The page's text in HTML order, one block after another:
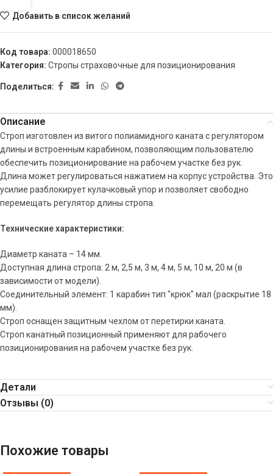
Добавить в список желаний
Код товара: 000018650
Категория: Стропы страховочные для позиционирования
Поделиться:
Описание
Строп изготовлен из витого полиамидного каната с регулятором
длины и встроенным карабином, позволяющим пользователю
обеспечить позиционирование на рабочем участке без рук.
Длина может регулироваться нажатием на корпус устройства. Это
усилие разблокирует кулачковый упор и позволяет свободно
перемещать регулятор длины стропа.
Технические характеристики:
Диаметр каната – 14 мм.
Доступная длина стропа: 2 м, 2,5 м, 3 м, 4 м, 5 м, 10 м, 20 м (в
зависимости от модели).
Соединительный элемент: 1 карабин тип "крюк" мал (раскрытие 18
мм).
Строп оснащен защитным чехлом от перетирки каната.
Строп канатный позиционный применяют для рабочего
позиционирования на рабочем участке без рук.
Детали
Отзывы (0)
Похожие товары